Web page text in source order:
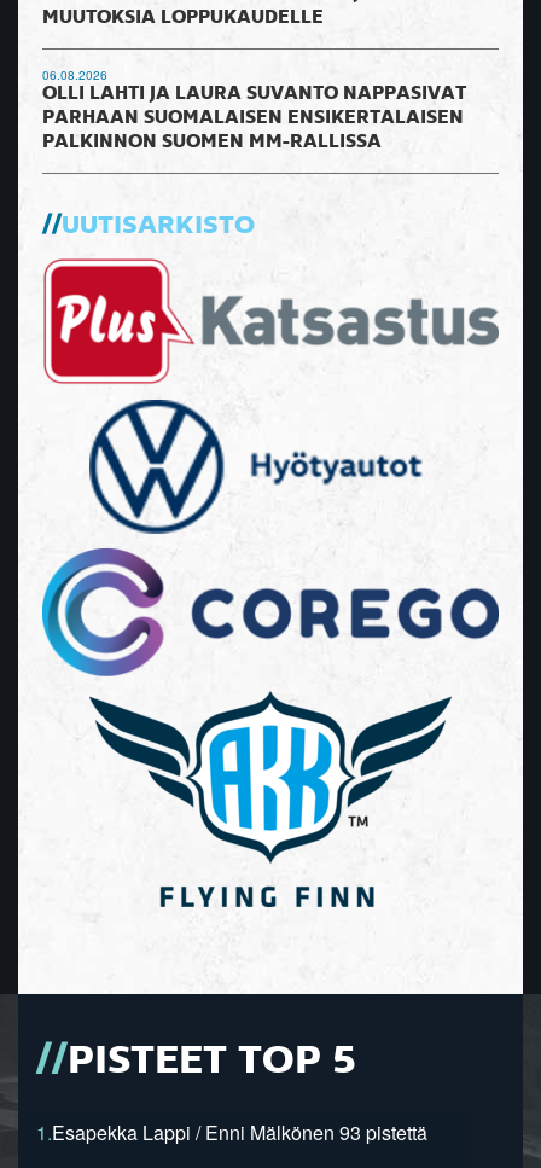
MUUTOKSIA LOPPUKAUDELLE
06.08.2026
OLLI LAHTI JA LAURA SUVANTO NAPPASIVAT
PARHAAN SUOMALAISEN ENSIKERTALAISEN
PALKINNON SUOMEN MM-RALLISSA
UUTISARKISTO
PISTEET TOP 5
1.Esapekka Lappi / Enni Mälkönen 93 pistettä